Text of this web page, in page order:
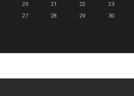
20 21 22
23
27 28 29
30